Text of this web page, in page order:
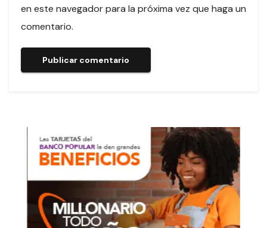
en este navegador para la próxima vez que haga un
comentario.